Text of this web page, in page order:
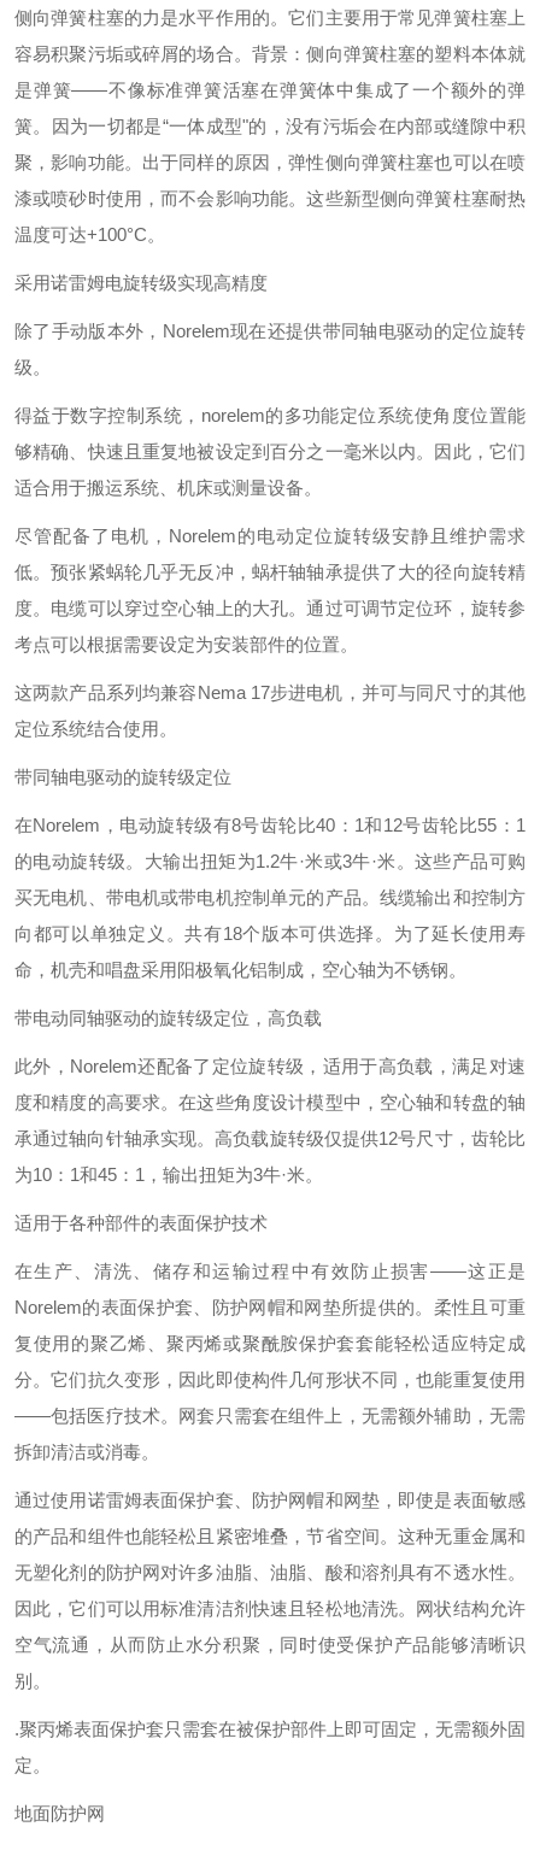
侧向弹簧柱塞的力是水平作用的。它们主要用于常见弹簧柱塞上
容易积聚污垢或碎屑的场合。背景：侧向弹簧柱塞的塑料本体就
是弹簧——不像标准弹簧活塞在弹簧体中集成了一个额外的弹
簧。因为一切都是“一体成型"的，没有污垢会在内部或缝隙中积
聚，影响功能。出于同样的原因，弹性侧向弹簧柱塞也可以在喷
漆或喷砂时使用，而不会影响功能。这些新型侧向弹簧柱塞耐热
温度可达+100°C。
采用诺雷姆电旋转级实现高精度
除了手动版本外，Norelem现在还提供带同轴电驱动的定位旋转
级。
得益于数字控制系统，norelem的多功能定位系统使角度位置能
够精确、快速且重复地被设定到百分之一毫米以内。因此，它们
适合用于搬运系统、机床或测量设备。
尽管配备了电机，Norelem的电动定位旋转级安静且维护需求
低。预张紧蜗轮几乎无反冲，蜗杆轴轴承提供了大的径向旋转精
度。电缆可以穿过空心轴上的大孔。通过可调节定位环，旋转参
考点可以根据需要设定为安装部件的位置。
这两款产品系列均兼容Nema 17步进电机，并可与同尺寸的其他
定位系统结合使用。
带同轴电驱动的旋转级定位
在Norelem，电动旋转级有8号齿轮比40：1和12号齿轮比55：1
的电动旋转级。大输出扭矩为1.2牛·米或3牛·米。这些产品可购
买无电机、带电机或带电机控制单元的产品。线缆输出和控制方
向都可以单独定义。共有18个版本可供选择。为了延长使用寿
命，机壳和唱盘采用阳极氧化铝制成，空心轴为不锈钢。
带电动同轴驱动的旋转级定位，高负载
此外，Norelem还配备了定位旋转级，适用于高负载，满足对速
度和精度的高要求。在这些角度设计模型中，空心轴和转盘的轴
承通过轴向针轴承实现。高负载旋转级仅提供12号尺寸，齿轮比
为10：1和45：1，输出扭矩为3牛·米。
适用于各种部件的表面保护技术
在生产、清洗、储存和运输过程中有效防止损害——这正是
Norelem的表面保护套、防护网帽和网垫所提供的。柔性且可重
复使用的聚乙烯、聚丙烯或聚酰胺保护套套能轻松适应特定成
分。它们抗久变形，因此即使构件几何形状不同，也能重复使用
——包括医疗技术。网套只需套在组件上，无需额外辅助，无需
拆卸清洁或消毒。
通过使用诺雷姆表面保护套、防护网帽和网垫，即使是表面敏感
的产品和组件也能轻松且紧密堆叠，节省空间。这种无重金属和
无塑化剂的防护网对许多油脂、油脂、酸和溶剂具有不透水性。
因此，它们可以用标准清洁剂快速且轻松地清洗。网状结构允许
空气流通，从而防止水分积聚，同时使受保护产品能够清晰识
别。
.聚丙烯表面保护套只需套在被保护部件上即可固定，无需额外固
定。
地面防护网